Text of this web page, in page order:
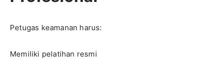
Petugas keamanan harus:
Memiliki pelatihan resmi